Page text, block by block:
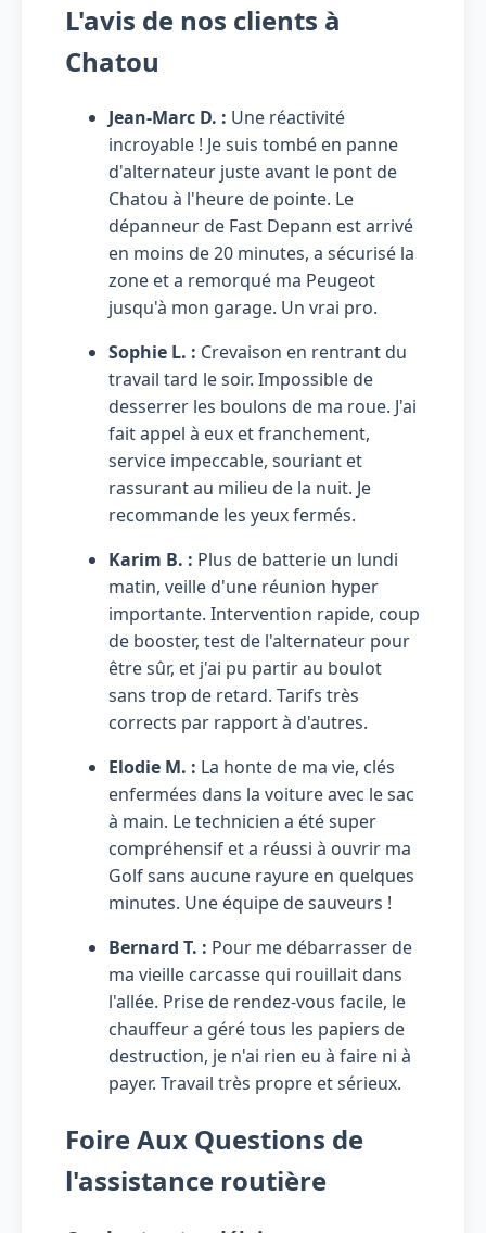
L'avis de nos clients à
Chatou
Jean-Marc D. : Une réactivité
incroyable ! Je suis tombé en panne
d'alternateur juste avant le pont de
Chatou à l'heure de pointe. Le
dépanneur de Fast Depann est arrivé
en moins de 20 minutes, a sécurisé la
zone et a remorqué ma Peugeot
jusqu'à mon garage. Un vrai pro.
Sophie L. : Crevaison en rentrant du
travail tard le soir. Impossible de
desserrer les boulons de ma roue. J'ai
fait appel à eux et franchement,
service impeccable, souriant et
rassurant au milieu de la nuit. Je
recommande les yeux fermés.
Karim B. : Plus de batterie un lundi
matin, veille d'une réunion hyper
importante. Intervention rapide, coup
de booster, test de l'alternateur pour
être sûr, et j'ai pu partir au boulot
sans trop de retard. Tarifs très
corrects par rapport à d'autres.
Elodie M. : La honte de ma vie, clés
enfermées dans la voiture avec le sac
à main. Le technicien a été super
compréhensif et a réussi à ouvrir ma
Golf sans aucune rayure en quelques
minutes. Une équipe de sauveurs !
Bernard T. : Pour me débarrasser de
ma vieille carcasse qui rouillait dans
l'allée. Prise de rendez-vous facile, le
chauffeur a géré tous les papiers de
destruction, je n'ai rien eu à faire ni à
payer. Travail très propre et sérieux.
Foire Aux Questions de
l'assistance routière